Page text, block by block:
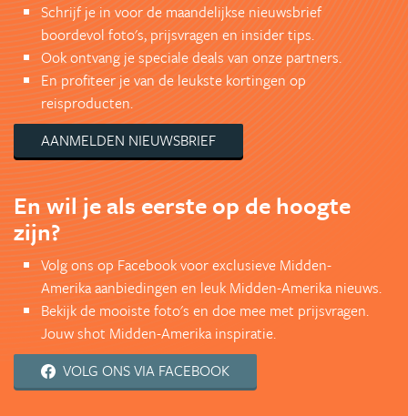
Schrijf je in voor de maandelijkse nieuwsbrief
boordevol foto's, prijsvragen en insider tips.
Ook ontvang je speciale deals van onze partners.
En profiteer je van de leukste kortingen op
reisproducten.
AANMELDEN NIEUWSBRIEF
En wil je als eerste op de hoogte
zijn?
Volg ons op Facebook voor exclusieve Midden-
Amerika aanbiedingen en leuk Midden-Amerika nieuws.
Bekijk de mooiste foto's en doe mee met prijsvragen.
Jouw shot Midden-Amerika inspiratie.
VOLG ONS VIA FACEBOOK